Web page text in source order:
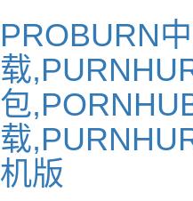
PROBURN
载
包
载
机版